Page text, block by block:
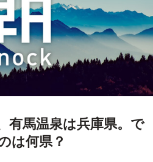
有馬温泉は兵庫県。で
は何県？